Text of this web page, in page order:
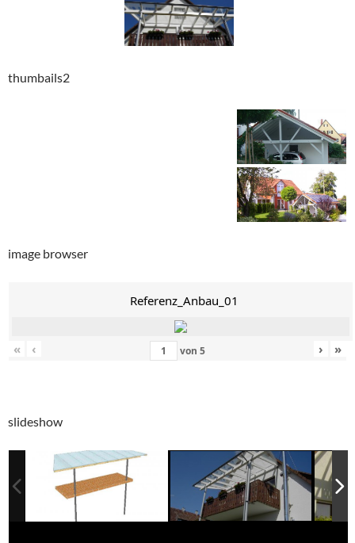
thumbails2
image browser
Referenz_Anbau_01
« ‹ von 5 › »
slideshow